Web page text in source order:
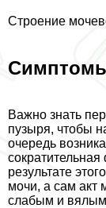
Строение
Важно знать
пузыря, чтобы
очередь
результате
мочи, а сам акт
слабым и